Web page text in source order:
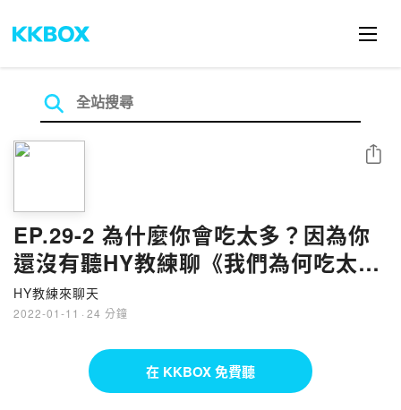
EP.29-2 為什麼你會吃太多？因為你
還沒有聽HY教練聊《我們為何吃太
多》
HY教練來聊天
2022-01-11 · 24 分鐘
分享
在 KKBOX 免費聽